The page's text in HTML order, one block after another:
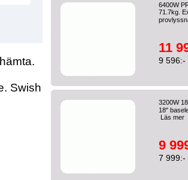
Swish
6400W
71.7kg.
11
9 596:-
3200W
18"
Läs mer
9
7 999:-